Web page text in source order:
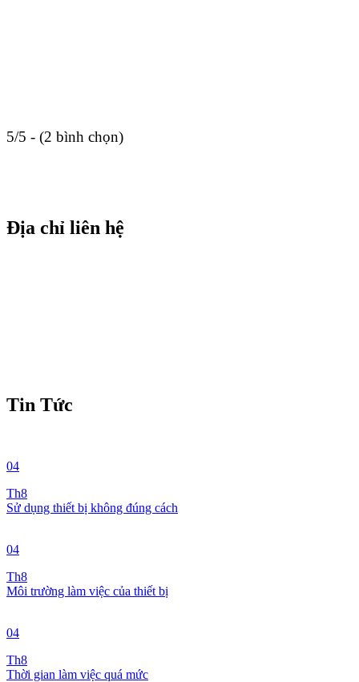
5/5 - (2 bình chọn)
Địa chỉ liên hệ
Tin Tức
04
Th8
Sử dụng thiết bị không đúng cách
04
Th8
Môi trường làm việc của thiết bị
04
Th8
Thời gian làm việc quá mức